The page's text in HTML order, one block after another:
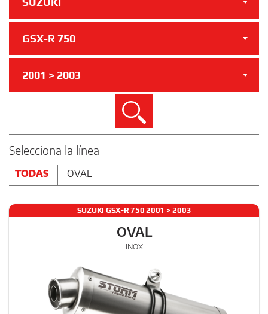
GSX-R 750
2001 > 2003
Buscar
Selecciona la línea
TODAS OVAL
SUZUKI GSX-R 750 2001 > 2003
OVAL
INOX